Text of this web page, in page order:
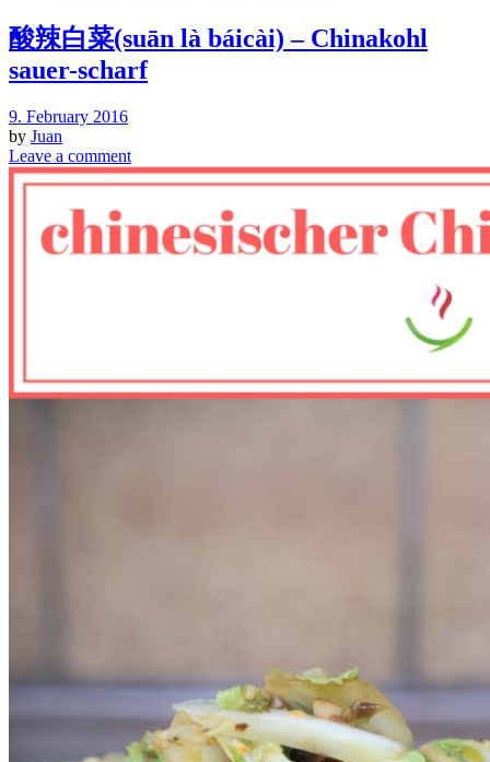
酸辣白菜(suān là báicài) – Chinakohl
sauer-scharf
9. February 2016
by Juan
Leave a comment